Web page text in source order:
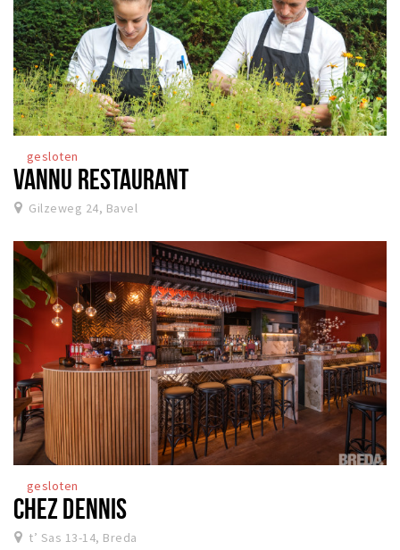
gesloten
VANNU RESTAURANT
Gilzeweg 24, Bavel
gesloten
CHEZ DENNIS
t’ Sas 13-14, Breda